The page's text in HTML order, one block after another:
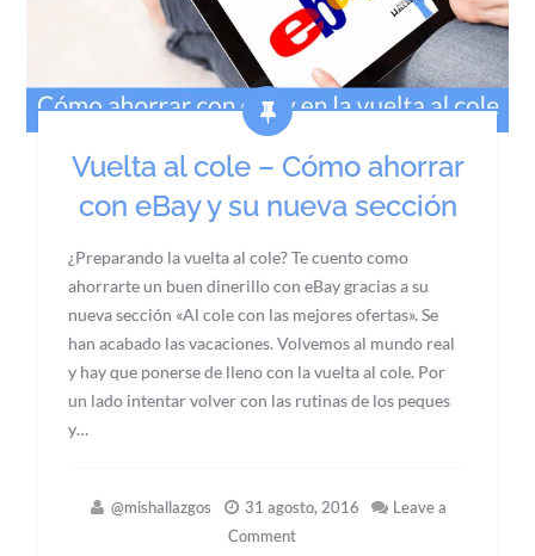
Vuelta al cole – Cómo ahorrar
con eBay y su nueva sección
¿Preparando la vuelta al cole? Te cuento como
ahorrarte un buen dinerillo con eBay gracias a su
nueva sección «Al cole con las mejores ofertas». Se
han acabado las vacaciones. Volvemos al mundo real
y hay que ponerse de lleno con la vuelta al cole. Por
un lado intentar volver con las rutinas de los peques
y…
@mishallazgos 31 agosto, 2016
Leave a
Comment